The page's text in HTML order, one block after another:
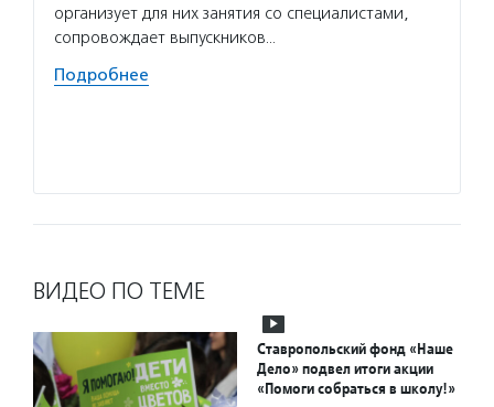
организует для них занятия со специалистами,
сопровождает выпускников…
Подробнее
ВИДЕО ПО ТЕМЕ
Ставропольский фонд «Наше
Дело» подвел итоги акции
«Помоги собраться в школу!»